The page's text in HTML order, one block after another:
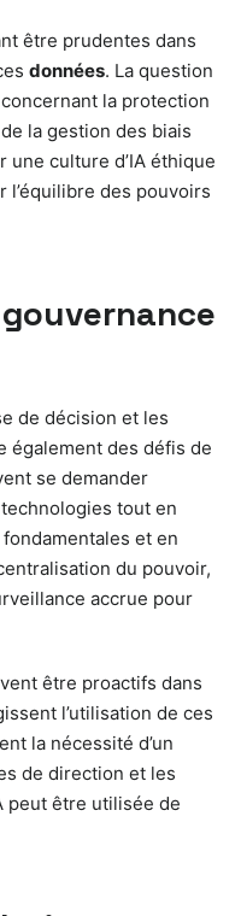
être prudentes dans
données. La question
la protection
la gestion des biais
une culture d’IA éthique
des pouvoirs
de décision et les
également des défis de
se demander
tout en
et en
du pouvoir,
accrue pour
être proactifs dans
l’utilisation de ces
la nécessité d’un
de direction et les
peut être utilisée de